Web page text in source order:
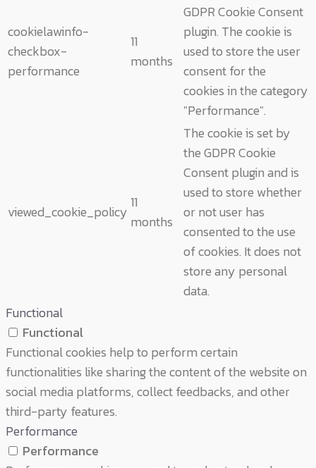
cookielawinfo-
checkbox-
performance
11
months
GDPR Cookie Consent
plugin. The cookie is
used to store the user
consent for the
cookies in the category
"Performance".
viewed_cookie_policy
11
months
The cookie is set by
the GDPR Cookie
Consent plugin and is
used to store whether
or not user has
consented to the use
of cookies. It does not
store any personal
data.
Functional
Functional
Functional cookies help to perform certain
functionalities like sharing the content of the website on
social media platforms, collect feedbacks, and other
third-party features.
Performance
Performance